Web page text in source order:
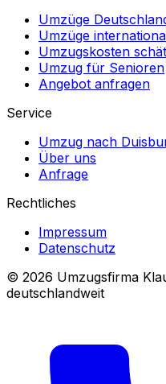
Umzüge
Umzüge
Umzugskosten
Umzug für Senioren
Angebot anfragen
Service
Umzug nach
Über uns
Anfrage
Rechtliches
Impressum
Datenschutz
© 2026 Umzugsfirma
deutschlandweit